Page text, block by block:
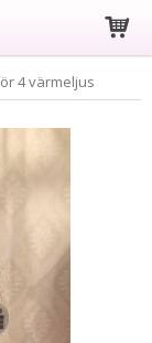
4 värmeljus